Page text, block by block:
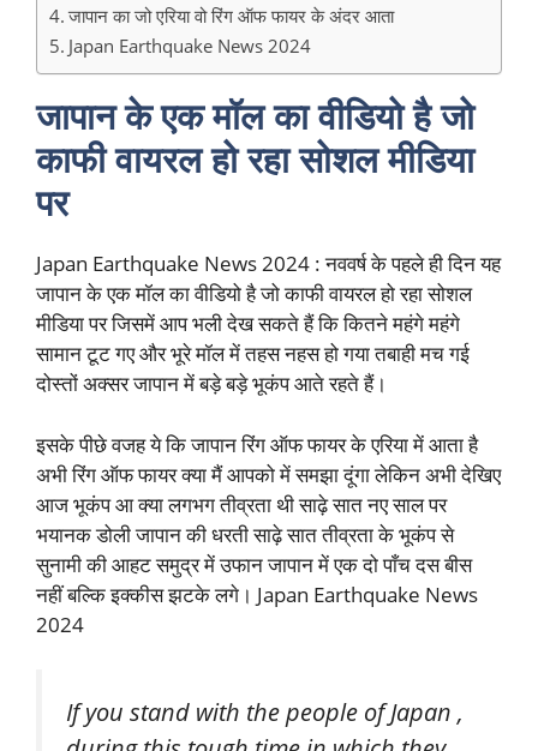
जापान का जो एरिया वो रिंग ऑफ फायर के अंदर आता
Japan Earthquake News 2024
जापान के एक मॉल का वीडियो है जो
काफी वायरल हो रहा सोशल मीडिया
पर
Japan Earthquake News 2024 : नववर्ष के पहले ही दिन यह
जापान के एक मॉल का वीडियो है जो काफी वायरल हो रहा सोशल
मीडिया पर जिसमें आप भली देख सकते हैं कि कितने महंगे महंगे
सामान टूट गए और भूरे मॉल में तहस नहस हो गया तबाही मच गई
दोस्तों अक्सर जापान में बड़े बड़े भूकंप आते रहते हैं।
इसके पीछे वजह ये कि जापान रिंग ऑफ फायर के एरिया में आता है
अभी रिंग ऑफ फायर क्या मैं आपको में समझा दूंगा लेकिन अभी देखिए
आज भूकंप आ क्या लगभग तीव्रता थी साढ़े सात नए साल पर
भयानक डोली जापान की धरती साढ़े सात तीव्रता के भूकंप से
सुनामी की आहट समुद्र में उफान जापान में एक दो पाँच दस बीस
नहीं बल्कि इक्कीस झटके लगे। Japan Earthquake News
2024
If you stand with the people of Japan ,